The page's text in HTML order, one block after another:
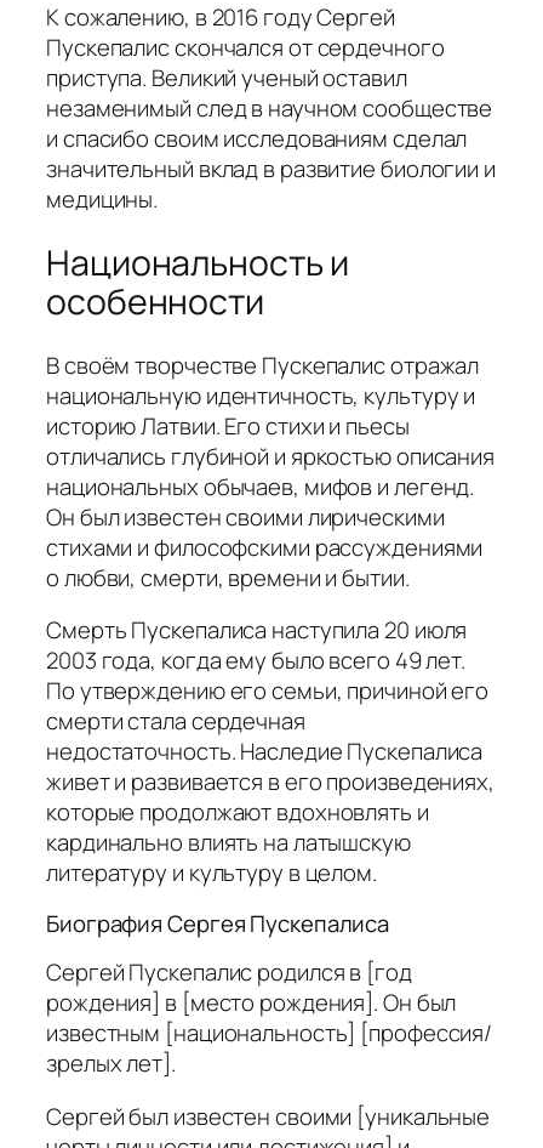
К сожалению, в 2016 году Сергей
Пускепалис скончался от сердечного
приступа. Великий ученый оставил
незаменимый след в научном сообществе
и спасибо своим исследованиям сделал
значительный вклад в развитие биологии и
медицины.
Национальность и
особенности
В своём творчестве Пускепалис отражал
национальную идентичность, культуру и
историю Латвии. Его стихи и пьесы
отличались глубиной и яркостью описания
национальных обычаев, мифов и легенд.
Он был известен своими лирическими
стихами и философскими рассуждениями
о любви, смерти, времени и бытии.
Смерть Пускепалиса наступила 20 июля
2003 года, когда ему было всего 49 лет.
По утверждению его семьи, причиной его
смерти стала сердечная
недостаточность. Наследие Пускепалиса
живет и развивается в его произведениях,
которые продолжают вдохновлять и
кардинально влиять на латышскую
литературу и культуру в целом.
Биография Сергея Пускепалиса
Сергей Пускепалис родился в [год
рождения] в [место рождения]. Он был
известным [национальность] [профессия/
зрелых лет].
Сергей был известен своими [уникальные